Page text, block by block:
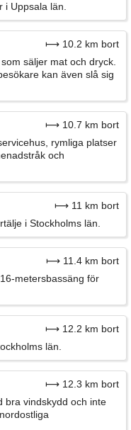
Uppsala län.
⟼ 10.2 km bort
säljer mat och dryck.
kan även slå sig
⟼ 10.7 km bort
rymliga platser
och
⟼ 11 km bort
i Stockholms län.
⟼ 11.4 km bort
metersbassäng för
⟼ 12.2 km bort
län.
⟼ 12.3 km bort
bra vindskydd och inte